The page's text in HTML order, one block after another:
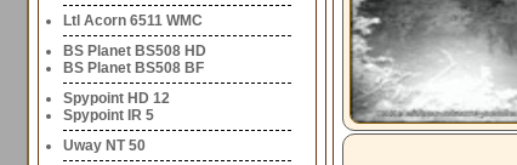
Ltl Acorn 6511 WMC
BS Planet BS508 HD
BS Planet BS508 BF
Spypoint HD 12
Spypoint IR 5
Uway NT 50